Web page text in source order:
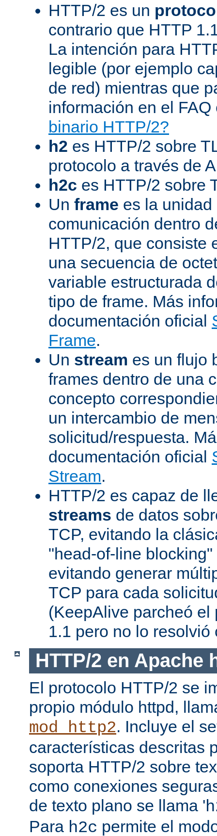
HTTP/2 es un
contrario que HTTP
La intención para
legible (por ejemplo
de red) mientras que
información en el
binario HTTP/2?
h2 es HTTP/2 sobre
protocolo a través de
h2c es HTTP/2 sobre
Un frame es la
comunicación dentro
HTTP/2, que consiste
una secuencia de
variable estructurada
tipo de frame. Más
documentación oficial
Frame.
Un stream es un flujo
frames dentro de una
concepto
un intercambio de
solicitud/respuesta.
documentación oficial
Stream.
HTTP/2 es capaz de
streams de datos
TCP, evitando la
"head-of-line
evitando generar
TCP para cada
(KeepAlive parcheó el
1.1 pero no lo resolvió
HTTP/2 en Apache
El protocolo HTTP/2 se
propio módulo httpd,
mod_http2. Incluye el
características descritas
soporta HTTP/2 sobre
como conexiones
de texto plano se llama '
Para h2c permite el